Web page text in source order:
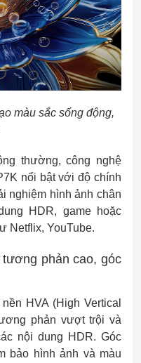
màu sắc sống động,
thường, công nghệ
nổi bật với độ chính
nghiệm hình ảnh chân
HDR, game hoặc
Netflix, YouTube.
phản cao, góc
HVA (High Vertical
phản vượt trội và
nội dung HDR. Góc
bảo hình ảnh và màu